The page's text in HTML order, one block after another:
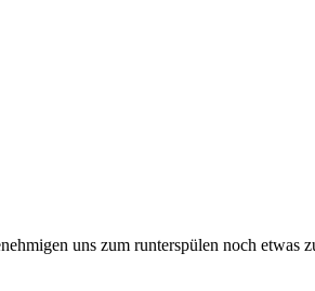
uns zum runterspülen noch etwas